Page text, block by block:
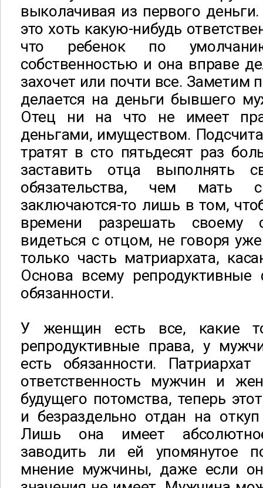
выколачивая из первого
это хоть какую-нибудь
что ребенок по
собственностью и она вправе
захочет или почти все. Заметим
делается на деньги бывшего
Отец ни на что не имеет
деньгами, имуществом.
тратят в сто пятьдесят раз
заставить отца выполнять
обязательства, чем мать
заключаются-то лишь в том,
времени разрешать своему
видеться с отцом, не говоря
только часть матриархата,
Основа всему
обязанности.
У женщин есть все, какие
репродуктивные права, у
есть обязанности.
ответственность мужчин и
будущего потомства, теперь
и безраздельно отдан на
Лишь она имеет
заводить ли ей упомянутое
мнение мужчины, даже если